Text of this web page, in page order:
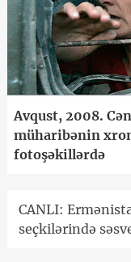
Avqust, 2008.
müharibənin
fotoşəkillərdə
CANLI:
seçkilərində